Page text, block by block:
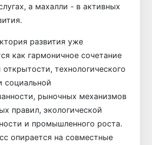
а махалли - в активных
развития уже
как гармоничное сочетание
технологического
социальной
рыночных механизмов
правил, экологической
и промышленного роста.
опирается на совместные